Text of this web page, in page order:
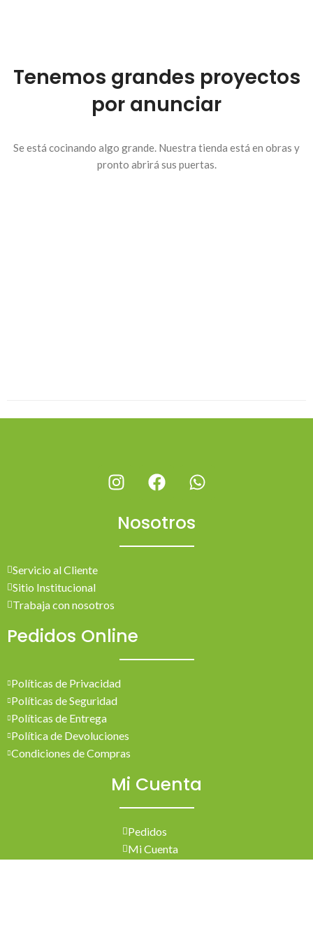
Tenemos grandes proyectos
por anunciar
Se está cocinando algo grande. Nuestra tienda está en obras y
pronto abrirá sus puertas.
Nosotros
Servicio al Cliente
Sitio Institucional
Trabaja con nosotros
Pedidos Online
Políticas de Privacidad
Políticas de Seguridad
Políticas de Entrega
Política de Devoluciones
Condiciones de Compras
Mi Cuenta
Pedidos
Mi Cuenta